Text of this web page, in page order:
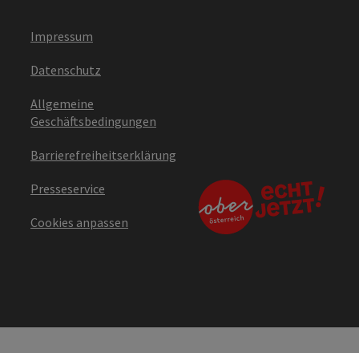
Impressum
Datenschutz
Allgemeine
Geschäftsbedingungen
Barrierefreiheitserklärung
Presseservice
Cookies anpassen